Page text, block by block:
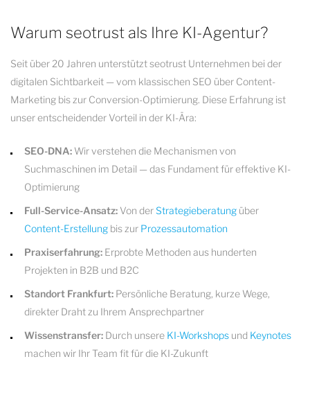
Warum seotrust als Ihre KI-Agentur?
Seit über 20 Jahren unterstützt seotrust Unternehmen bei der
digitalen Sichtbarkeit — vom klassischen SEO über Content-
Marketing bis zur Conversion-Optimierung. Diese Erfahrung ist
unser entscheidender Vorteil in der KI-Ära:
SEO-DNA: Wir verstehen die Mechanismen von
Suchmaschinen im Detail — das Fundament für effektive KI-
Optimierung
Full-Service-Ansatz: Von derStrategieberatung über
Content-Erstellung bis zur Prozessautomation
Praxiserfahrung: Erprobte Methoden aus hunderten
Projekten in B2B und B2C
Standort Frankfurt: Persönliche Beratung, kurze Wege,
direkter Draht zu Ihrem Ansprechpartner
Wissenstransfer: Durch unsere KI-Workshops und Keynotes
machen wir Ihr Team fit für die KI-Zukunft